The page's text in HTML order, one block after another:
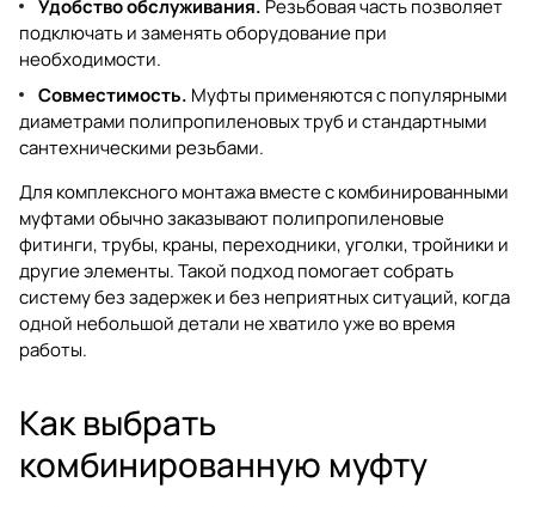
Удобство обслуживания. Резьбовая часть позволяет
подключать и заменять оборудование при
необходимости.
Совместимость. Муфты применяются с популярными
диаметрами полипропиленовых труб и стандартными
сантехническими резьбами.
Для комплексного монтажа вместе с комбинированными
муфтами обычно заказываютполипропиленовые
фитинги,трубы, краны, переходники, уголки, тройники и
другие элементы. Такой подход помогает собрать
систему без задержек и без неприятных ситуаций, когда
одной небольшой детали не хватило уже во время
работы.
Как выбрать
комбинированную муфту